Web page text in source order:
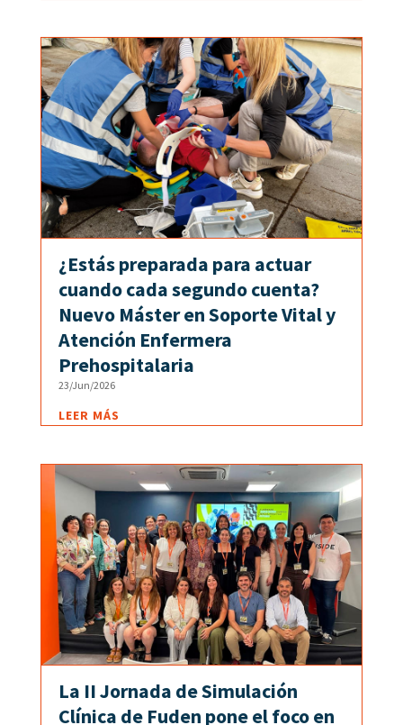
¿Estás preparada para actuar
cuando cada segundo cuenta?
Nuevo Máster en Soporte Vital y
Atención Enfermera
Prehospitalaria
23/Jun/2026
LEER MÁS
La II Jornada de Simulación
Clínica de Fuden pone el foco en